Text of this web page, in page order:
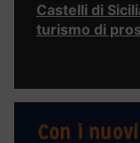
Castelli di
turismo di